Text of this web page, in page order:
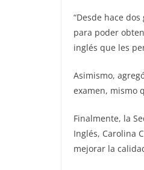
“Desde hace
para poder
inglés que les
Asimismo,
examen, mismo
Finalmente, la
Inglés, Carolina
mejorar la